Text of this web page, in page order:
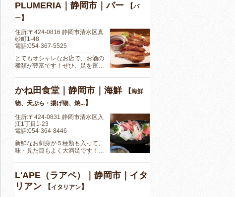
PLUMERIA｜静岡市｜バー 【バ
ー】
住所:〒424-0816 静岡市清水区真
砂町1-48
電話:054-367-5525
とてもオシャレなお店で、お酒の
種類が豊富です！ぜひ、足を運…
かね田食堂｜静岡市｜海鮮 【海鮮
物、天ぷら・揚げ物、焼...】
住所:〒424-0831 静岡市清水区入
江1丁目1-23
電話:054-364-8446
新鮮なお刺身が５種類も入って、
味・見た目もよく大満足です！…
L'APE（ラアペ）｜静岡市｜イタ
リアン
【イタリアン】